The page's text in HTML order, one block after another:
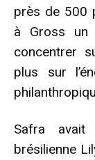
près de 500
à Gross un
concentrer
plus sur
Safra avait
brésilienne